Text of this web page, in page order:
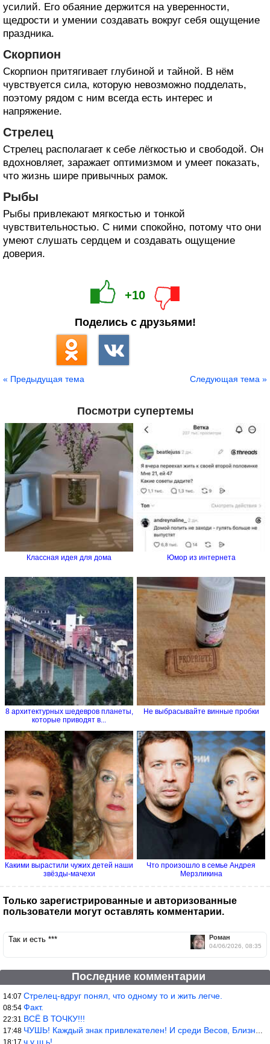
усилий. Его обаяние держится на уверенности,
щедрости и умении создавать вокруг себя ощущение
праздника.
Скорпион
Скорпион притягивает глубиной и тайной. В нём
чувствуется сила, которую невозможно подделать,
поэтому рядом с ним всегда есть интерес и
напряжение.
Стрелец
Стрелец располагает к себе лёгкостью и свободой. Он
вдохновляет, заражает оптимизмом и умеет показать,
что жизнь шире привычных рамок.
Рыбы
Рыбы привлекают мягкостью и тонкой
чувствительностью. С ними спокойно, потому что они
умеют слушать сердцем и создавать ощущение
доверия.
+10
Поделись с друзьями!
« Предыдущая тема Следующая тема »
Посмотри супертемы
Классная идея для дома Юмор из интернета
8 архитектурных шедевров планеты,
которые приводят в...
Не выбрасывайте винные пробки
Какими вырастили чужих детей наши
звёзды-мачехи
Что произошло в семье Андрея
Мерзликина
Только зарегистрированные и авторизованные
пользователи могут оставлять комментарии.
Роман
04/06/2026, 08:35
Так и есть ***
Последние комментарии
14:07 Стрелец-вдруг понял, что одному то и жить легче.
08:54 Факт.
22:31 ВСЁ В ТОЧКУ!!!
17:48 ЧУШЬ! Каждый знак привлекателен! И среди Весов, Близнецов встреч
ч у ш ь!